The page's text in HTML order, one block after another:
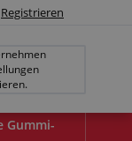
Registrieren
Gummi-